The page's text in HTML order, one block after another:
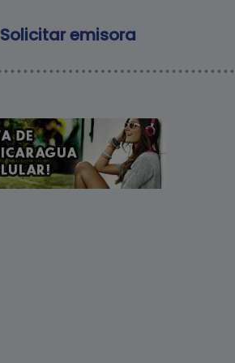
Main navigation
Solicitar emisora